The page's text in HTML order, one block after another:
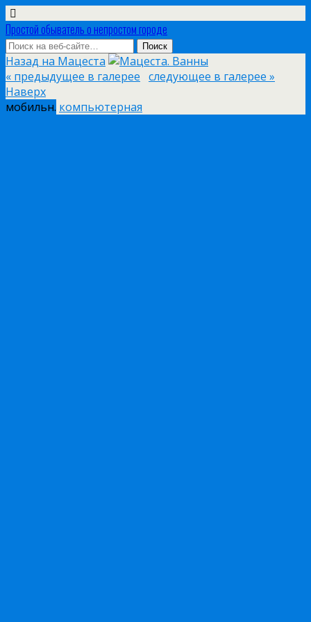
Простой обыватель о непростом городе
Назад на Мацеста
« предыдущее в галерее следующее в галерее »
Наверх
мобильн. компьютерная